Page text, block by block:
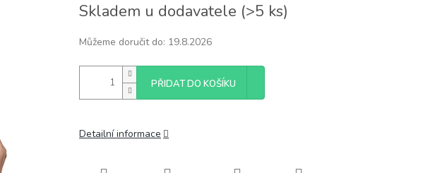
cena:
Skladem u dodavatele (>5 ks)
Můžeme doručit do: 19.8.2026
PŘIDAT DO KOŠÍKU
Detailní informace